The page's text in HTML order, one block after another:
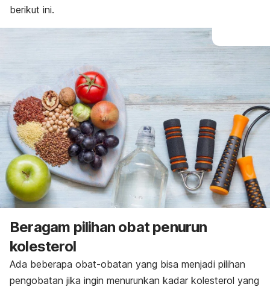
berikut ini.
Beragam pilihan obat penurun
kolesterol
Ada beberapa obat-obatan yang bisa menjadi pilihan
pengobatan jika ingin menurunkan kadar kolesterol yang